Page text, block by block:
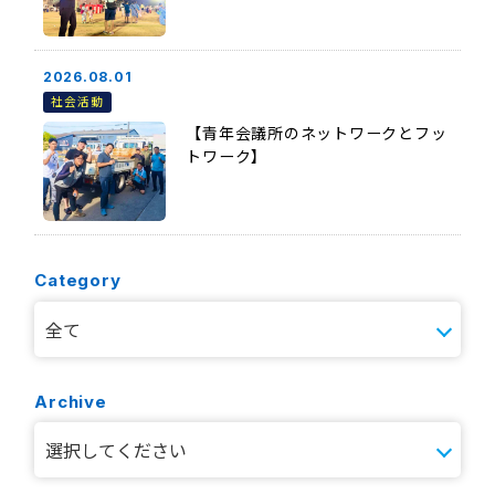
2026.08.01
社会活動
【青年会議所のネットワークとフッ
トワーク】
Category
Archive